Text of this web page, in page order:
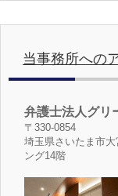
当事務所への
弁護士法人グリ
〒330-0854
埼玉県さいたま市
ング14階